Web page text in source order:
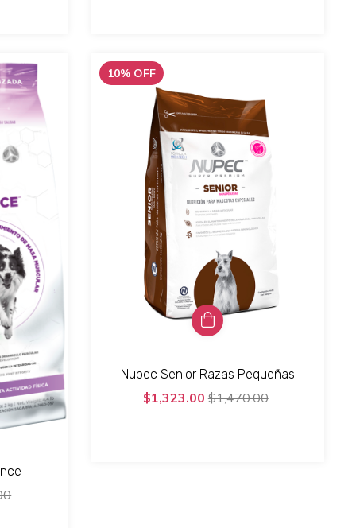
10% OFF
Nupec Senior Razas Pequeñas
$1,323.00$1,470.00